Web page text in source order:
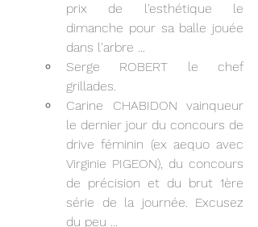
prix de l'esthétique le
dimanche pour sa balle jouée
dans l'arbre ...
Serge ROBERT le chef
grillades.
Carine CHABIDON vainqueur
le dernier jour du concours de
drive féminin (ex aequo avec
Virginie PIGEON), du concours
de précision et du brut 1ère
série de la journée. Excusez
du peu ...